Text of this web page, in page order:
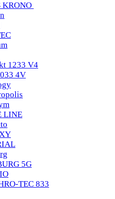
KRONO
1233 V4
4V
LINE
5G
TEC 833